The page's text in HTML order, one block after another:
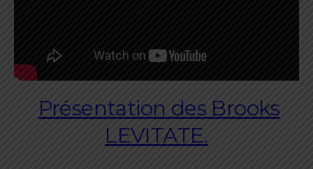
Présentation des Brooks
LEVITATE.